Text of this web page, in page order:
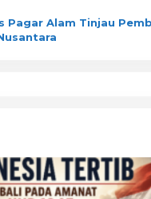
Pagar Alam Tinjau